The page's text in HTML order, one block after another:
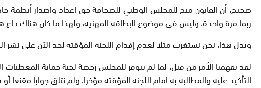
صحيح، أن القانون منح للمجلس الوطني للصحافة حق اعداد واصدار أنظمة
ربما مرة واحدة، وليس في موضوع البطاقة المهنية، ولهذا ما كان هناك
وبدل هذا، نحن نستغرب مثلا لعدم إقدام اللجنة المؤقتة لحد الآن على نشر
لقد تفهمنا الأمر من قبل، لما لم تتوفر للمجلس رخصة لجنة حماية
التأكيد عليه والمطالبة به امام اللجنة المؤقتة مؤخرا، ولم نتلق جوابا مقنعا أو